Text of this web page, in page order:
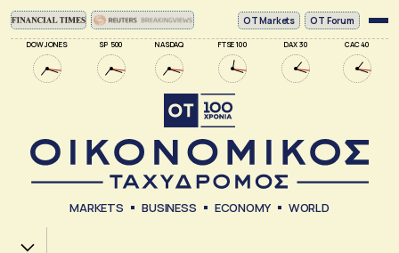
DOW JONES SP 500 NASDAQ FTSE 100 DAX 30 CAC 40
ΟΤ Markets OT Forum
MARKETS BUSINESS ECONOMY WORLD
Χ.Α.